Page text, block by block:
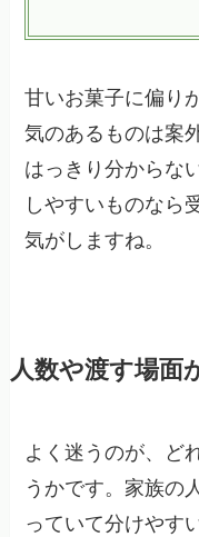
甘いお菓子に偏り
気のあるものは案
はっきり分からな
しやすいものなら
気がしますね。
人数や渡す場面
よく迷うのが、ど
うかです。家族の
っていて分けやす